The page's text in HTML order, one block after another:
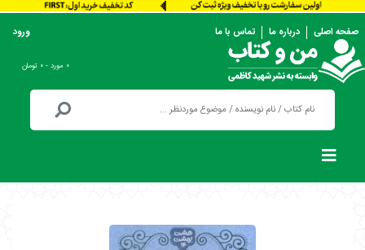
صفحه اصلی درباره ما تماس با ما ورود
۰ مورد - ۰ تومان